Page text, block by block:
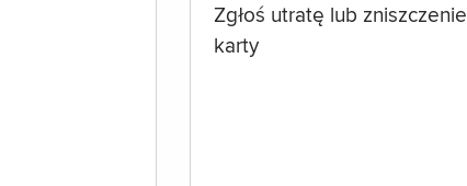
Zgłoś utratę lub zniszczenie
karty